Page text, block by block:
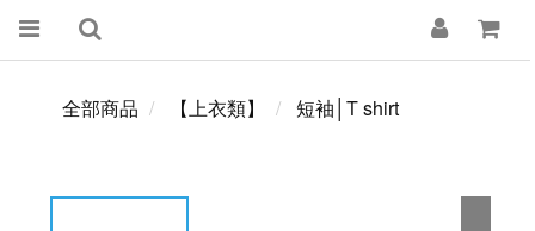
全部商品 【上衣類】 短袖│T shirt